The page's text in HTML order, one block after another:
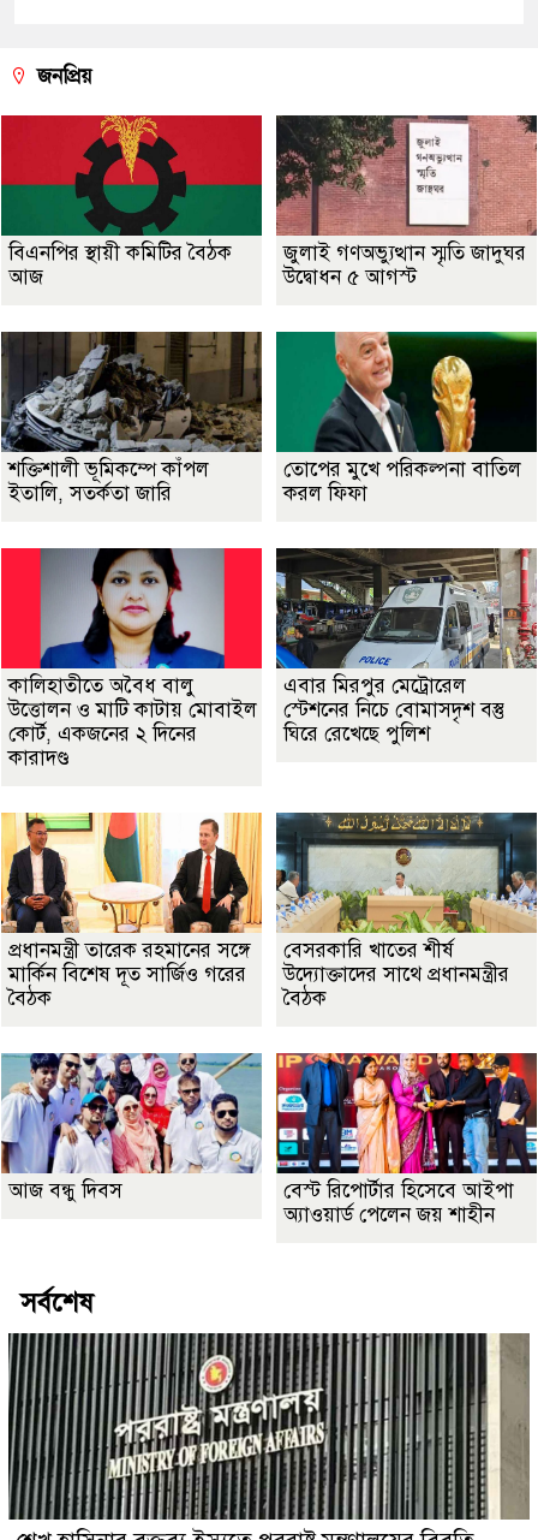
জনপ্রিয়
বিএনপির স্থায়ী কমিটির বৈঠক
আজ
জুলাই গণঅভ্যুত্থান স্মৃতি জাদুঘর
উদ্বোধন ৫ আগস্ট
শক্তিশালী ভূমিকম্পে কাঁপল
ইতালি, সতর্কতা জারি
তোপের মুখে পরিকল্পনা বাতিল
করল ফিফা
কালিহাতীতে অবৈধ বালু
উত্তোলন ও মাটি কাটায় মোবাইল
কোর্ট, একজনের ২ দিনের
কারাদণ্ড
এবার মিরপুর মেট্রোরেল
স্টেশনের নিচে বোমাসদৃশ বস্তু
ঘিরে রেখেছে পুলিশ
প্রধানমন্ত্রী তারেক রহমানের সঙ্গে
মার্কিন বিশেষ দূত সার্জিও গরের
বৈঠক
বেসরকারি খাতের শীর্ষ
উদ্যোক্তাদের সাথে প্রধানমন্ত্রীর
বৈঠক
আজ বন্ধু দিবস
বেস্ট রিপোর্টার হিসেবে আইপা
অ্যাওয়ার্ড পেলেন জয় শাহীন
সর্বশেষ